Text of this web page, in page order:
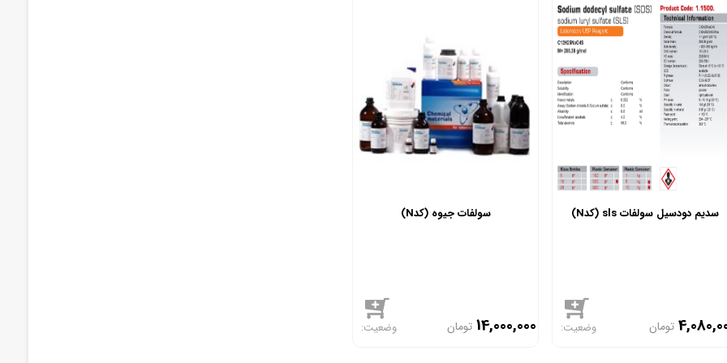
سدیم دودسیل سولفات sls (کدN)
تومان
سولفات جیوه (کدN)
14,000,000 تومان